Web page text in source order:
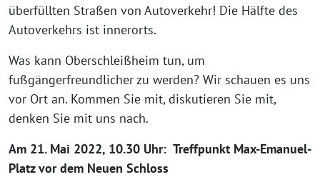
überfüllten Straßen von Autoverkehr! Die Hälfte des
Autoverkehrs ist innerorts.
Was kann Oberschleißheim tun, um
fußgängerfreundlicher zu werden? Wir schauen es uns
vor Ort an. Kommen Sie mit, diskutieren Sie mit,
denken Sie mit uns nach.
Am 21. Mai 2022, 10.30 Uhr: Treffpunkt Max-Emanuel-
Platz vor dem Neuen Schloss